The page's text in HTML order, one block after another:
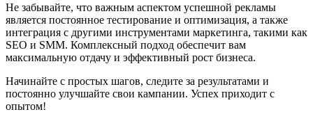
Не забывайте, что важным аспектом успешной рекламы
является постоянное тестирование и оптимизация, а также
интеграция с другими инструментами маркетинга, такими как
SEO и SMM. Комплексный подход обеспечит вам
максимальную отдачу и эффективный рост бизнеса.
Начинайте с простых шагов, следите за результатами и
постоянно улучшайте свои кампании. Успех приходит с
опытом!